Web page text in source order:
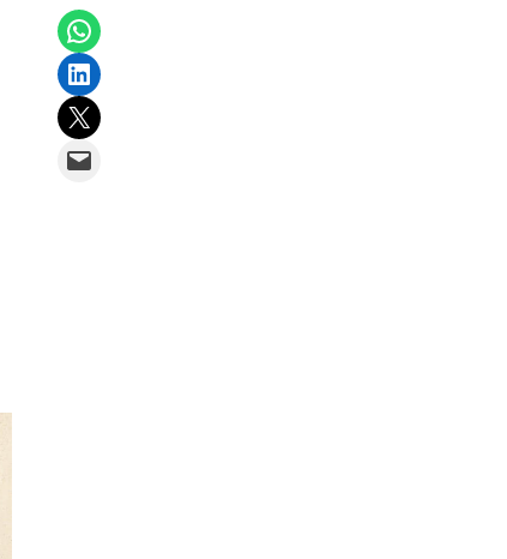
Share on WhatsApp
Share on LinkedIn
Email this Page
Email this Page